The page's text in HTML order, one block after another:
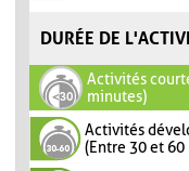
DURÉE DE
Activités
minutes)
Activités
(Entre 30 et